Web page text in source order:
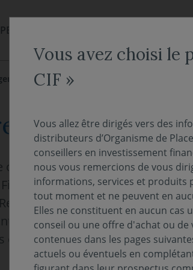
et ESG
optique de renforcement de la
met à la charge des
n° 2020-03 («
à positionner leur gamme
dans leur processus
Vous avez choisi
CIF »
Vous allez être dirigés vers des
distributeurs d’Organisme de
conseillers en investissement
nous vous remercions de vous
informations, services et produits
tout moment et ne peuvent en
Elles ne constituent en aucun
conseil ou une offre d'achat ou
contenues dans les pages
actuels ou éventuels en